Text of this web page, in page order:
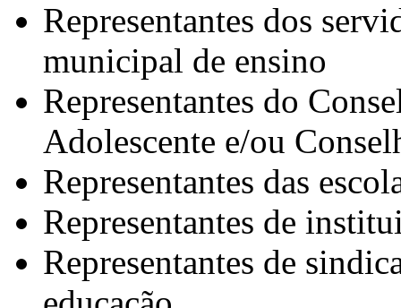
Representantes dos
municipal de ensino
Representantes do
Adolescente e/ou
Representantes das
Representantes de
Representantes de